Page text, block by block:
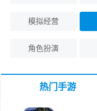
模拟经营
角色扮演
热门手游